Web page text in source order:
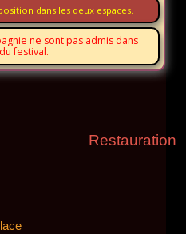
dans les deux espaces.
ne sont pas admis dans
festival.
Restauration